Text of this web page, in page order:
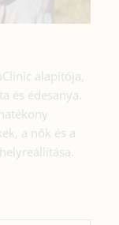
alapítója,
és édesanya.
a nők és a